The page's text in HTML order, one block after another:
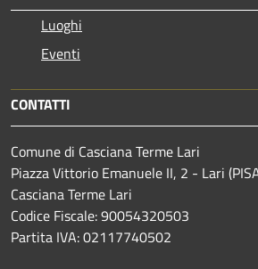
Luoghi
Eventi
CONTATTI
Comune di Casciana Terme Lari
Piazza Vittorio Emanuele II, 2 - Lari
Casciana Terme Lari
Codice Fiscale: 90054320503
Partita IVA: 02117740502